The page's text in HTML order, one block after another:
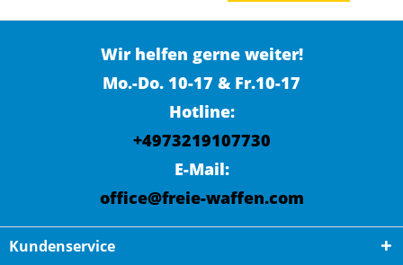
Wir helfen gerne weiter!
Mo.-Do. 10-17 & Fr.10-17
Hotline:
+4973219107730
E-Mail:
office@freie-waffen.com
Kundenservice